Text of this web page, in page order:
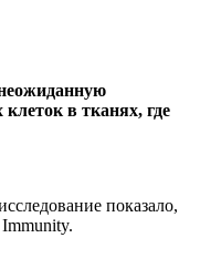
в тканях, где
показало,